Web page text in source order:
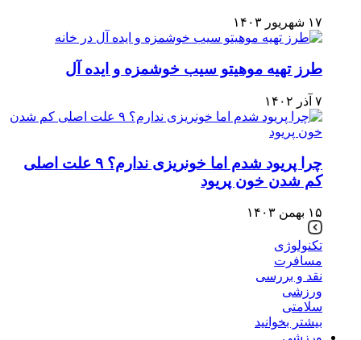
۱۷ شهریور ۱۴۰۳
طرز تهیه موهیتو سیب خوشمزه و ایده آل
۷ آذر ۱۴۰۲
چرا پریود شدم اما خونریزی ندارم؟ ۹ علت اصلی
کم شدن خون پریود
۱۵ بهمن ۱۴۰۳
تکنولوژی
مسافرت
نقد و بررسی
ورزشی
سلامتی
بیشتر بخوانید